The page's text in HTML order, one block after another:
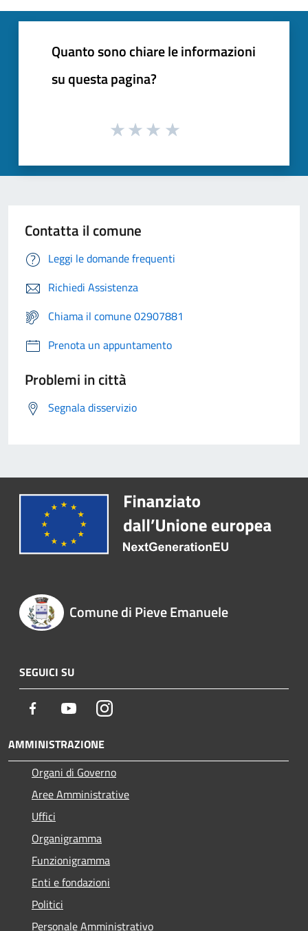
Quanto sono chiare le informazioni
su questa pagina?
Contatta il comune
Leggi le domande frequenti
Richiedi Assistenza
Chiama il comune 02907881
Prenota un appuntamento
Problemi in città
Segnala disservizio
Comune di Pieve Emanuele
SEGUICI SU
Facebook YoutubeInstagram
AMMINISTRAZIONE
Organi di Governo
Aree Amministrative
Uffici
Organigramma
Funzionigramma
Enti e fondazioni
Politici
Personale Amministrativo